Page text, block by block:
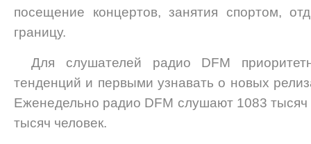
посещение концертов, занятия спортом,
границу.
Для слушателей радио DFM
тенденций и первыми узнавать о новых
Еженедельно радио DFM слушают 1083
тысяч человек.